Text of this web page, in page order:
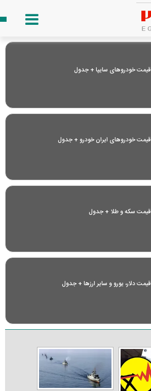
قیمت خودرو‌های سایپا + جدول
قیمت خودرو‌های ایران خودرو + جدول
قیمت سکه و طلا + جدول
قیمت دلار، یورو و سایر ارز‌ها + جدول